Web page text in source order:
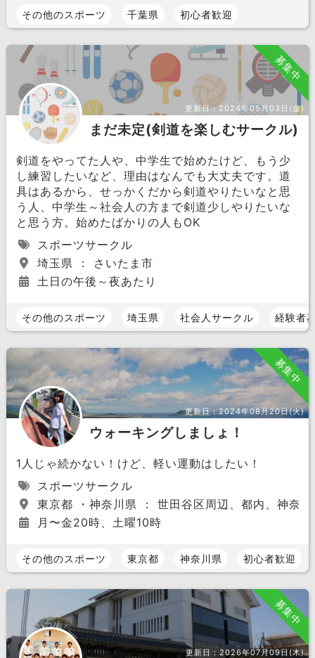
その他のスポーツ 千葉県 初心者歓迎
募集中
更新日：2024年05月03日(金)
まだ未定(剣道を楽しむサークル)
剣道をやってた人や、中学生で始めたけど、もう少
し練習したいなど、理由はなんでも大丈夫です。道
具はあるから、せっかくだから剣道やりたいなと思
う人、中学生～社会人の方まで剣道少しやりたいな
と思う方。始めたばかりの人もOK
スポーツサークル
埼玉県 ： さいたま市
土日の午後～夜あたり
その他のスポーツ 埼玉県 社会人サークル 経験者
募集中
更新日：2024年08月20日(火)
ウォーキングしましょ！
1人じゃ続かない！けど、軽い運動はしたい！
スポーツサークル
東京都 ・神奈川県 ： 世田谷区周辺、都内、神奈
月〜金20時、土曜10時
その他のスポーツ 東京都 神奈川県 初心者歓迎
募集中
更新日：2026年07月09日(木)